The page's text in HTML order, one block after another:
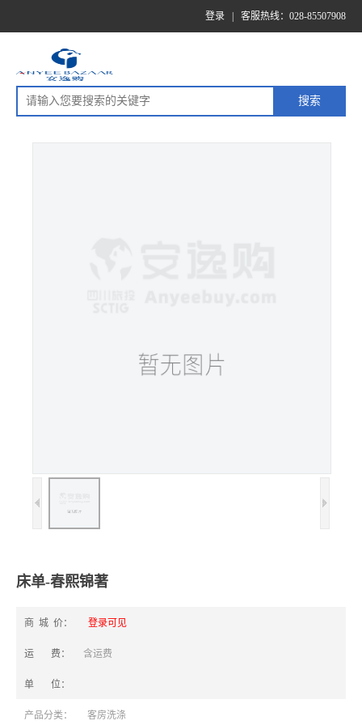
登录 客服热线：028-85507908
床单-春熙锦著
商 城 价： 登录可见
运 费： 含运费
单 位：
产品分类： 客房洗涤